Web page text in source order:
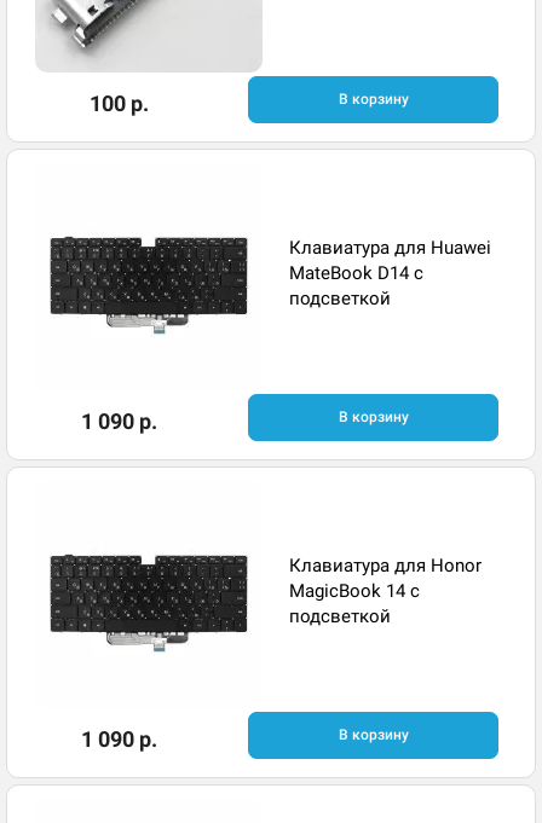
100 р. В корзину
Клавиатура для Huawei
MateBook D14 с
подсветкой ​
1 090 р. В корзину
Клавиатура для Honor
MagicBook 14 с
подсветкой
1 090 р. В корзину